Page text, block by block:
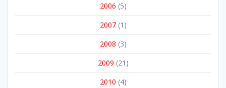
2006 (5)
2007(1)
2008 (3)
2009 (21)
2010 (4)